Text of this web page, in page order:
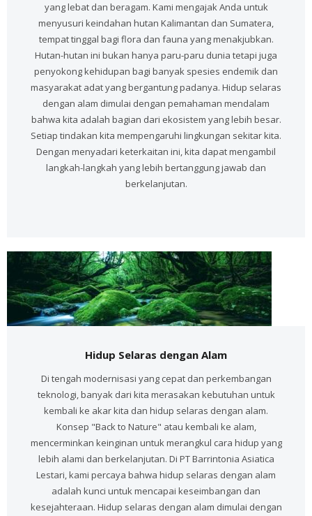
yang lebat dan beragam. Kami mengajak Anda untuk
menyusuri keindahan hutan Kalimantan dan Sumatera,
tempat tinggal bagi flora dan fauna yang menakjubkan.
Hutan-hutan ini bukan hanya paru-paru dunia tetapi juga
penyokong kehidupan bagi banyak spesies endemik dan
masyarakat adat yang bergantung padanya. Hidup selaras
dengan alam dimulai dengan pemahaman mendalam
bahwa kita adalah bagian dari ekosistem yang lebih besar.
Setiap tindakan kita mempengaruhi lingkungan sekitar kita.
Dengan menyadari keterkaitan ini, kita dapat mengambil
langkah-langkah yang lebih bertanggung jawab dan
berkelanjutan.
Hidup Selaras dengan Alam
Di tengah modernisasi yang cepat dan perkembangan
teknologi, banyak dari kita merasakan kebutuhan untuk
kembali ke akar kita dan hidup selaras dengan alam.
Konsep "Back to Nature" atau kembali ke alam,
mencerminkan keinginan untuk merangkul cara hidup yang
lebih alami dan berkelanjutan. Di PT Barrintonia Asiatica
Lestari, kami percaya bahwa hidup selaras dengan alam
adalah kunci untuk mencapai keseimbangan dan
kesejahteraan. Hidup selaras dengan alam dimulai dengan